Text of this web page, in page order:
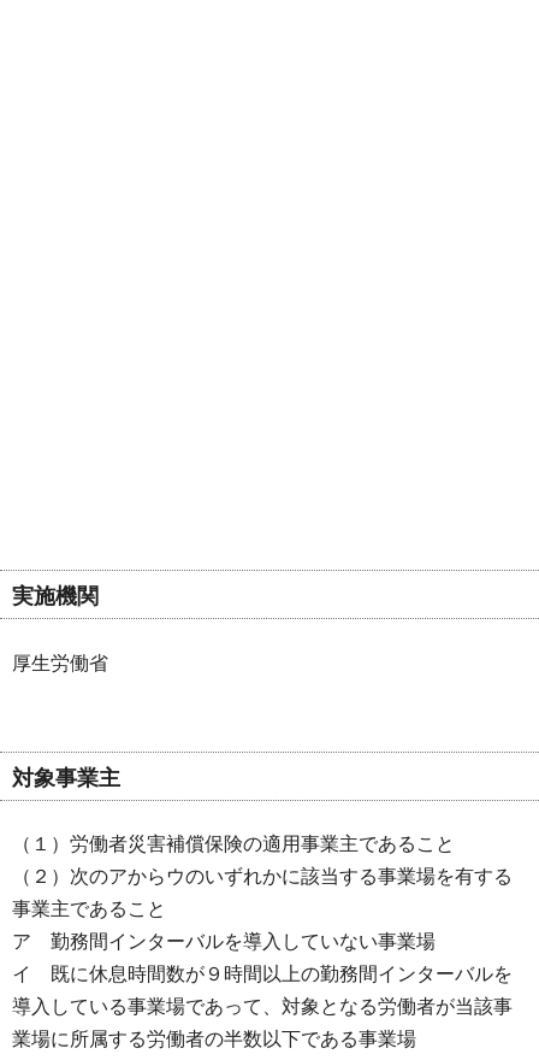
実施機関
厚生労働省
対象事業主
（１）労働者災害補償保険の適用事業主であること
（２）次のアからウのいずれかに該当する事業場を有する
事業主であること
ア 勤務間インターバルを導入していない事業場
イ 既に休息時間数が９時間以上の勤務間インターバルを
導入している事業場であって、対象となる労働者が当該事
業場に所属する労働者の半数以下である事業場